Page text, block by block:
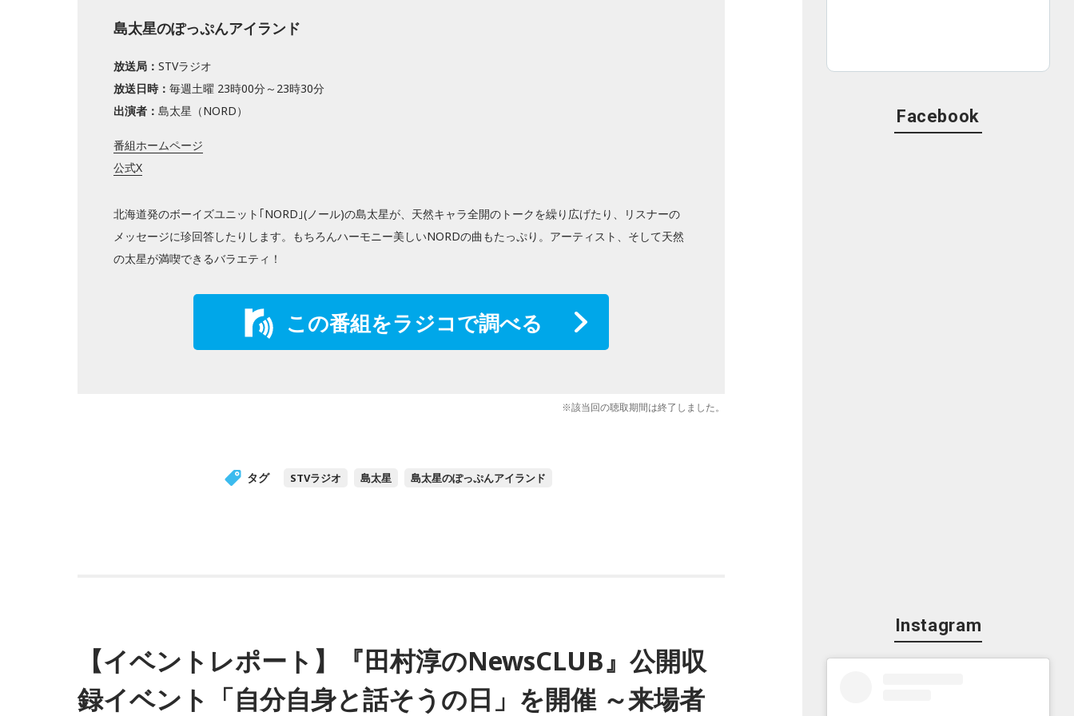
島太星のぽっぷんアイランド
放送局： STVラジオ
放送日時： 毎週土曜 23時00分～23時30分
出演者： 島太星（NORD）
番組ホームページ
公式X
北海道発のボーイズユニット｢NORD｣(ノール)の島太星が、天然キャラ全開のトークを繰り広げたり、リスナーの
メッセージに珍回答したりします。もちろんハーモニー美しいNORDの曲もたっぷり。アーティスト、そして天然
の太星が満喫できるバラエティ！
この番組をラジコで調べる
※該当回の聴取期間は終了しました。
タグ STVラジオ 島太星 島太星のぽっぷんアイランド
【イベントレポート】『田村淳のNewsCLUB』公開収
録イベント「自分自身と話そうの日」を開催 ～来場者
Facebook
Instagram